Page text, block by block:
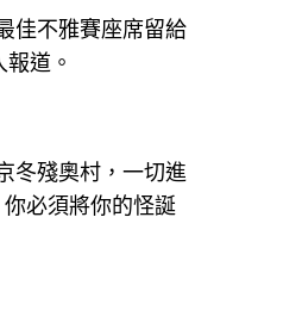
佳不雅賽座席留給
道。
冬殘奧村，一切進
必須將你的怪誕